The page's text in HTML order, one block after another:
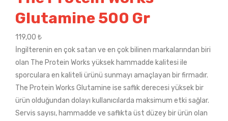
Glutamine 500 Gr
119,00 ₺
İngilterenin en çok satan ve en çok bilinen markalarından biri
olan The Protein Works yüksek hammadde kalitesi ile
sporculara en kaliteli ürünü sunmayı amaçlayan bir firmadır.
The Protein Works Glutamine ise saflık derecesi yüksek bir
ürün olduğundan dolayı kullanıcılarda maksimum etki sağlar.
Servis sayısı, hammadde ve saflıkta üst düzey bir ürün olan